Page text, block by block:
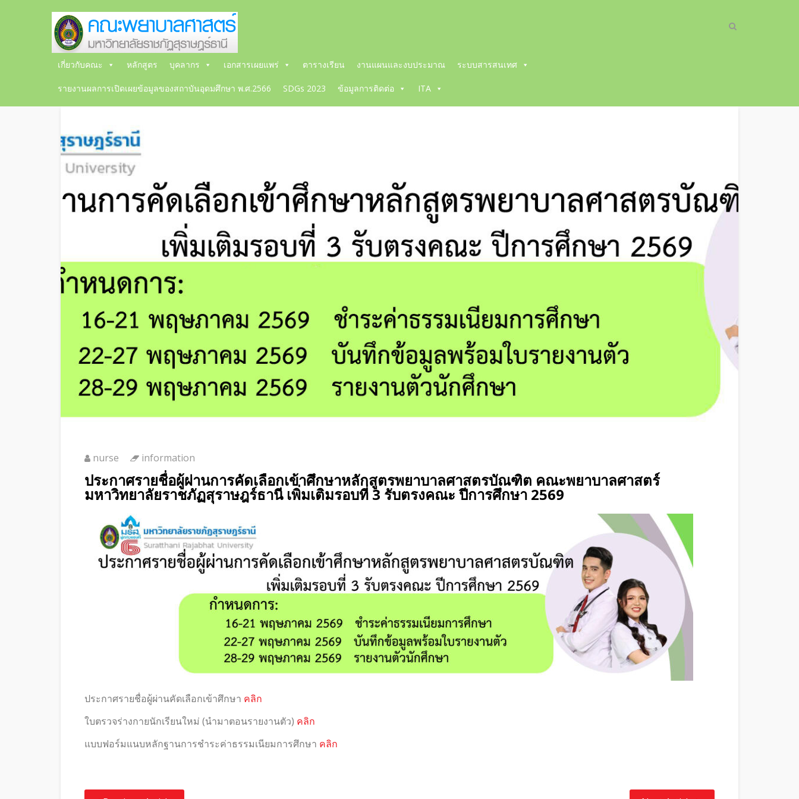
เกี่ยวกับคณะ หลักสูตร บุคลากร เอกสารเผยแพร่ ตารางเรียน งานแผนและงบประมาณ ระบบสารสนเทศ
รายงานผลการเปิดเผยข้อมูลของสถาบันอุดมศึกษา พ.ศ.2566 SDGs 2023 ข้อมูลการติดต่อ ITA
nurse information
ประกาศรายชื่อผู้ผ่านการคัดเลือกเข้าศึกษาหลักสูตรพยาบาลศาสตรบัณฑิต คณะพยาบาลศาสตร์
มหาวิทยาลัยราชภัฏสุราษฎร์ธานี เพิ่มเติมรอบที่ 3 รับตรงคณะ ปีการศึกษา 2569
ประกาศรายชื่อผู้ผ่านคัดเลือกเข้าศึกษา คลิก
ใบตรวจร่างกายนักเรียนใหม่ (นำมาตอนรายงานตัว) คลิก
แบบฟอร์มแนบหลักฐานการชำระค่าธรรมเนียมการศึกษา คลิก